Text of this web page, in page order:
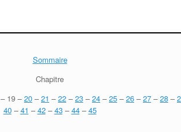
Sommaire
Chapitre
– 19 –20 –21 –22 –23 –24 –25 –26 –27 –28 –
40–41 –42–43–44–45